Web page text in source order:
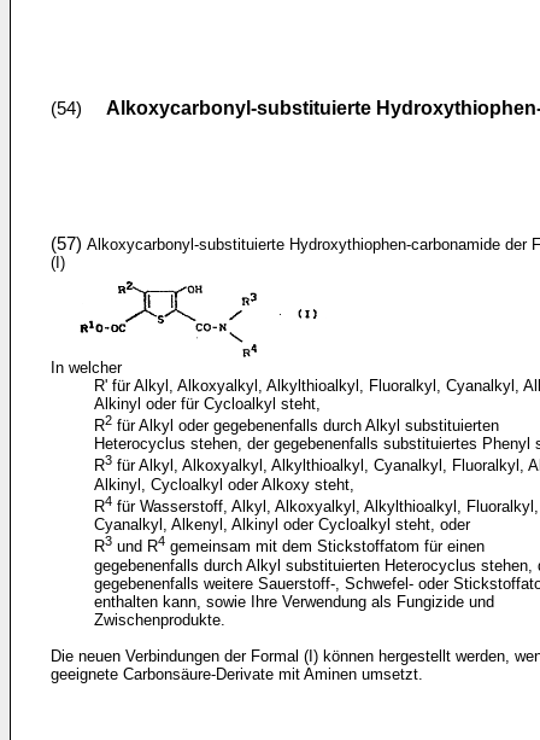
(54) Alkoxycarbonyl-substituierte
(57) Alkoxycarbonyl-substituierte Hydroxythiophen-carbonamide der
(I)
In welcher
R' für Alkyl, Alkoxyalkyl, Alkylthioalkyl, Fluoralkyl, Cyanalkyl,
Alkinyl oder für Cycloalkyl steht,
R2 für Alkyl oder gegebenenfalls durch Alkyl substituierten
Heterocyclus stehen, der gegebenenfalls substituiertes Phenyl
R3 für Alkyl, Alkoxyalkyl, Alkylthioalkyl, Cyanalkyl, Fluoralkyl,
Alkinyl, Cycloalkyl oder Alkoxy steht,
R4 für Wasserstoff, Alkyl, Alkoxyalkyl, Alkylthioalkyl, Fluoralkyl,
Cyanalkyl, Alkenyl, Alkinyl oder Cycloalkyl steht, oder
R3 und R4 gemeinsam mit dem Stickstoffatom für einen
gegebenenfalls durch Alkyl substituierten Heterocyclus stehen,
gegebenenfalls weitere Sauerstoff-, Schwefel- oder
enthalten kann, sowie Ihre Verwendung als Fungizide und
Zwischenprodukte.
Die neuen Verbindungen der Formal (I) können hergestellt werden,
geeignete Carbonsäure-Derivate mit Aminen umsetzt.